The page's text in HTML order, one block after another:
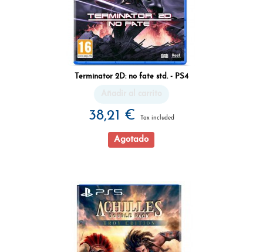
Terminator 2D: no fate std. - PS4
38,21 € Tax included
Agotado